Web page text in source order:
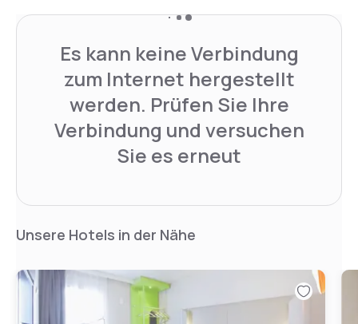
Es kann keine Verbindung
zum Internet hergestellt
werden. Prüfen Sie Ihre
Verbindung und versuchen
Sie es erneut
Unsere Hotels in der Nähe